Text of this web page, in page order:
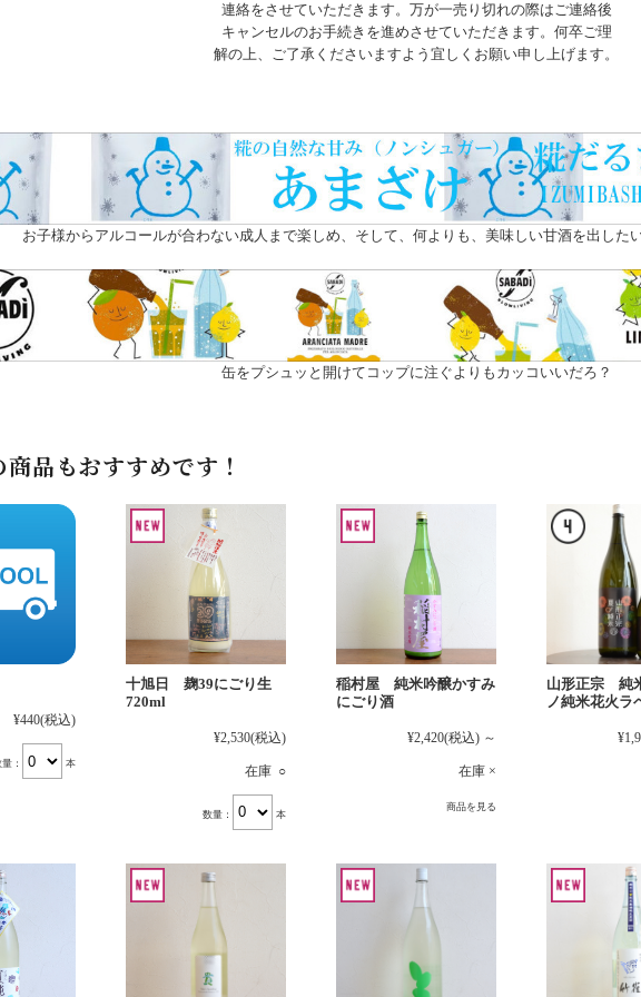
連絡をさせていただきます。万が一売り切れの際はご連絡後
キャンセルのお手続きを進めさせていただきます。何卒ご理
解の上、ご了承くださいますよう宜しくお願い申し上げます。
お子様からアルコールが合わない成人まで楽しめ、そして、何よりも、美味しい甘酒を出し
缶をプシュッと開けてコップに注ぐよりもカッコいいだろ？
品もおすすめです！
¥440(税込)
： 本
十旭日 麹39にごり生
720ml
¥2,530(税込)
在庫 ○
数量： 本
稲村屋 純米吟醸かすみ
にごり酒
¥2,420(税込) ～
在庫 ×
商品を見る
山形正宗 純
ノ純米花火ラ